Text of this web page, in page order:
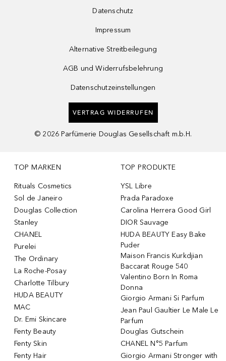
Datenschutz
Impressum
Alternative Streitbeilegung
AGB und Widerrufsbelehrung
Datenschutzeinstellungen
VERTRAG WIDERRUFEN
© 2026 Parfümerie Douglas Gesellschaft m.b.H.
TOP MARKEN
Rituals Cosmetics
Sol de Janeiro
Douglas Collection
Stanley
CHANEL
Purelei
The Ordinary
La Roche-Posay
Charlotte Tilbury
HUDA BEAUTY
MAC
Dr. Emi Skincare
Fenty Beauty
Fenty Skin
Fenty Hair
TOP PRODUKTE
YSL Libre
Prada Paradoxe
Carolina Herrera Good Girl
DIOR Sauvage
HUDA BEAUTY Easy Bake
Puder
Maison Francis Kurkdjian
Baccarat Rouge 540
Valentino Born In Roma
Donna
Giorgio Armani Si Parfum
Jean Paul Gaultier Le Male Le
Parfum
Douglas Gutschein
CHANEL N°5 Parfum
Giorgio Armani Stronger with